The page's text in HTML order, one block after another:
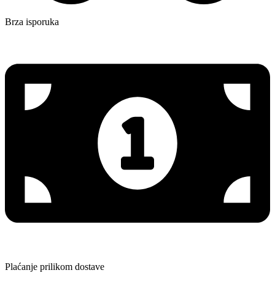
Brza isporuka
Plaćanje prilikom dostave